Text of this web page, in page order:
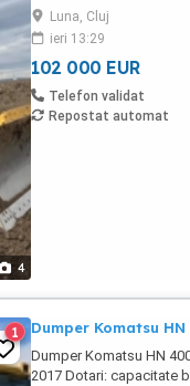
4
la numerele: tel: 0743 131
268 586 Buldozer
fabricatie 2021 ore de
greutate 22 tone lamă 6
bune Stare foarte buna.
Luna, Cluj
ieri 13:29
102 000 EUR
Telefon validat
Repostat automat
1 Dumper Komatsu
Dumper Komatsu HN
2017 Dotari: capacitate